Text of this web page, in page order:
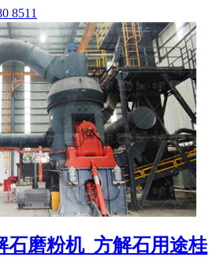
8511
石磨粉机_方解石用途桂